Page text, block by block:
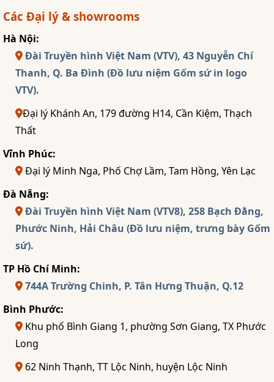
Các Đại lý & showrooms
Hà Nội:
Đài Truyền hình Việt Nam (VTV), 43 Nguyễn Chí
Thanh, Q. Ba Đình (Đồ lưu niệm Gốm sứ in logo
VTV).
Đại lý Khánh An, 179 đường H14, Cần Kiệm, Thạch
Thất
Vĩnh Phúc:
Đại lý Minh Nga, Phố Chợ Lầm, Tam Hồng, Yên Lạc
Đà Nẵng:
Đài Truyền hình Việt Nam (VTV8), 258 Bạch Đằng,
Phước Ninh, Hải Châu (Đồ lưu niệm, trưng bày Gốm
sứ).
TP Hồ Chí Minh:
744A Trường Chinh, P. Tân Hưng Thuận, Q.12
Bình Phước:
Khu phố Bình Giang 1, phường Sơn Giang, TX Phước
Long
62 Ninh Thạnh, TT Lộc Ninh, huyện Lộc Ninh